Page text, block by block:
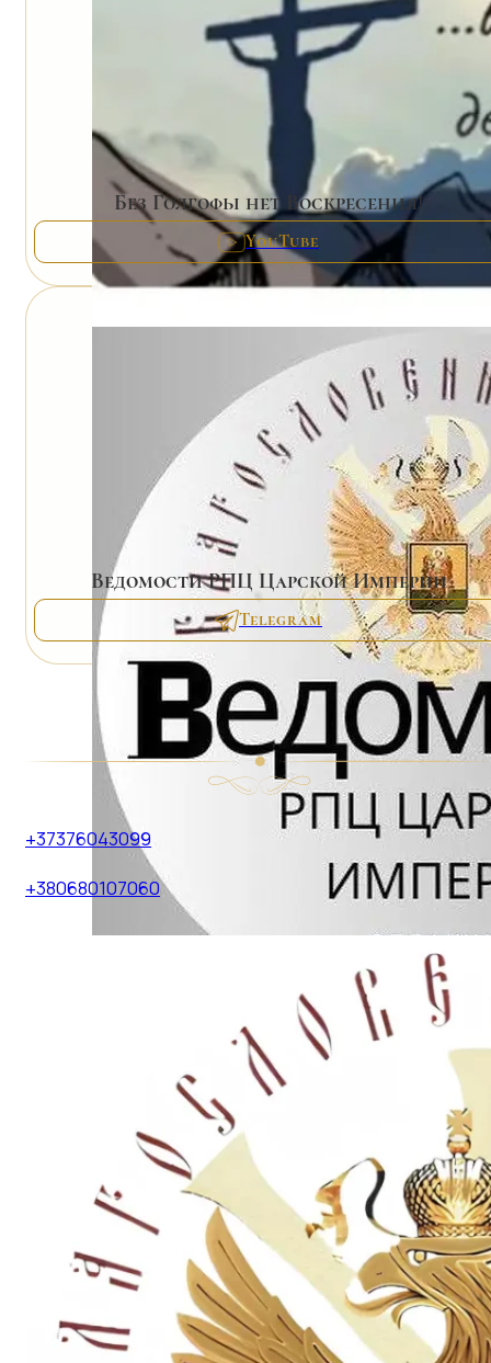
Без Голгофы нет Воскресения!
YouTube
Ведомости РПЦ Царской Империи
Telegram
+37376043099
+380680107060